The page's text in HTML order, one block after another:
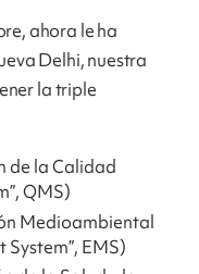
ahora le ha
Delhi, nuestra
la triple
de la Calidad
QMS)
Medioambiental
EMS)